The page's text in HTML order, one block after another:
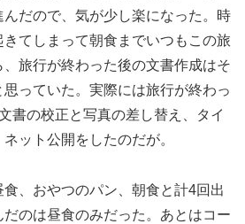
だので、気が少し楽になった。時
てしまって朝食までいつもこの旅
旅行が終わった後の文書作成はそ
っていた。実際には旅行が終わっ
書の校正と写真の差し替え、タイ
ット公開をしたのだが。
、おやつのパン、朝食と計4回出
のは昼食のみだった。あとはコー